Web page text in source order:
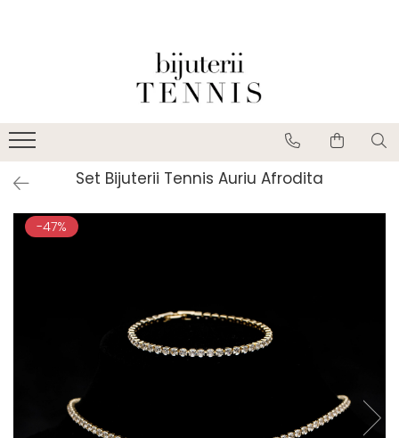
Set Bijuterii Tennis Auriu Afrodita
-47%